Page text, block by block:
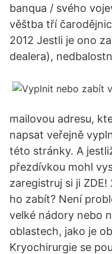
banqua / svého
věštba tří
2012 Jestli je ono
dealera),
mailovou adresu,
napsat veřejně
této stránky. A
přezdívkou mohl
zaregistruj si ji ZDE!
ho zabít? Není
velké nádory nebo
oblastech, jako je
Kryochirurgie se